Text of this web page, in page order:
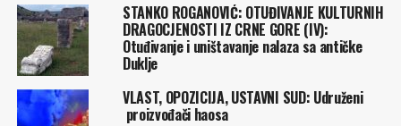
STANKO ROGANOVIĆ: OTUĐIVANJE KULTURNIH
DRAGOCJENOSTI IZ CRNE GORE (IV):
Otuđivanje i uništavanje nalaza sa antičke
Duklje
VLAST, OPOZICIJA, USTAVNI SUD: Udruženi
proizvođači haosa